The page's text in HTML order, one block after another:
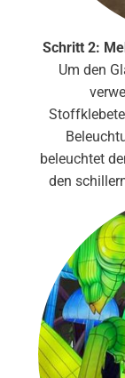
Schritt 2:
Um den
beleuchtet
den